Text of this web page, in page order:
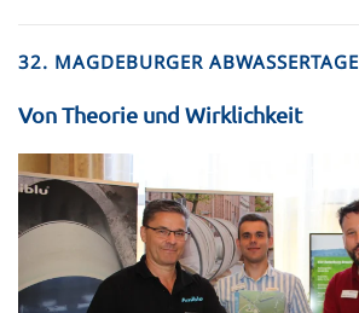
32. MAGDEBURGER ABWASSERTAGE
Von Theorie und Wirklichkeit